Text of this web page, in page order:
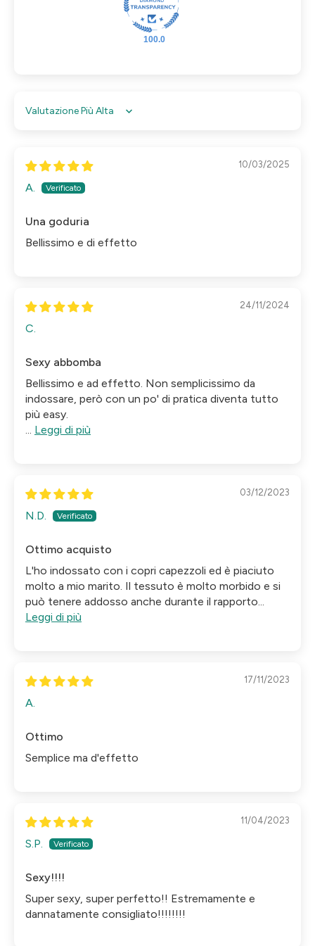
100.0
Sort by
10/03/2025
A.
Una goduria
Bellissimo e di effetto
24/11/2024
C.
Sexy abbomba
Bellissimo e ad effetto. Non semplicissimo da
indossare, però con un po' di pratica diventa tutto
più easy.
... Leggi di più
03/12/2023
N.D.
Ottimo acquisto
L'ho indossato con i copri capezzoli ed è piaciuto
molto a mio marito. Il tessuto è molto morbido e si
può tenere addosso anche durante il rapporto...
Leggi di più
17/11/2023
A.
Ottimo
Semplice ma d'effetto
11/04/2023
S.P.
Sexy!!!!
Super sexy, super perfetto!! Estremamente e
dannatamente consigliato!!!!!!!!